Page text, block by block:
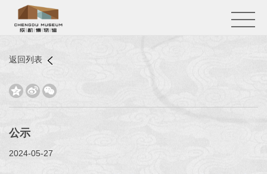
返回列表
  
公示
2024-05-27